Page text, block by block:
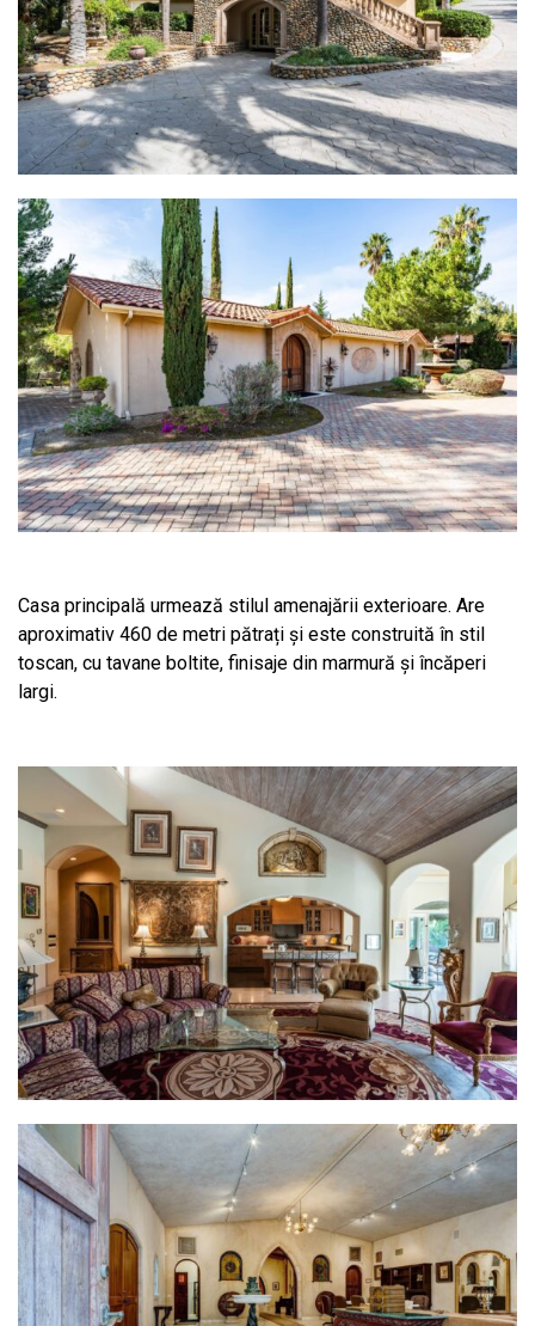
Casa principală urmează stilul amenajării exterioare. Are
aproximativ 460 de metri pătrați și este construită în stil
toscan, cu tavane boltite, finisaje din marmură și încăperi
largi.